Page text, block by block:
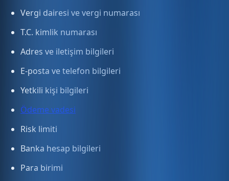
Vergi dairesi ve vergi numarası
T.C. kimlik numarası
Adres ve iletişim bilgileri
E-posta ve telefon bilgileri
Yetkili kişi bilgileri
Ödeme vadesi
Risk limiti
Banka hesap bilgileri
Para birimi